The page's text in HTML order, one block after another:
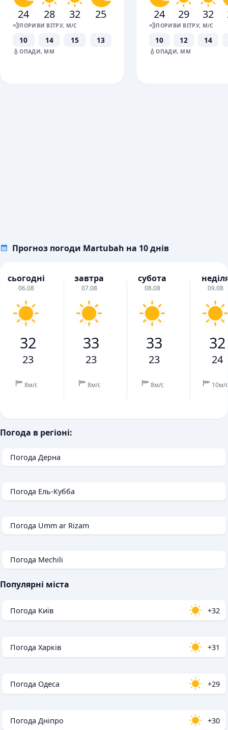
24 28 32 25
💨ПОРИВИ ВІТРУ, М/С
10 14 15 13
💧ОПАДИ, ММ
24 29 32
💨ПОРИВИ ВІТРУ, М/С
10 12 14
💧ОПАДИ, ММ
Прогноз погоди Martubah на 10 днів
сьогодні
06.08
32
23
8м/с
завтра
07.08
33
23
8м/с
субота
08.08
33
23
8м/с
09.08
32
24
10м/с
Погода в регіоні:
Погода Дерна
Погода Ель-Кубба
Погода Umm ar Rizam
Погода Mechili
Популярні міста
Погода Київ +32
Погода Харків +31
Погода Одеса +29
Погода Дніпро +30